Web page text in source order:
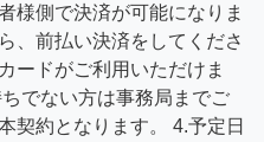
様側で決済が可能になりま
、前払い決済をしてくださ
ードがご利用いただけま
でない方は事務局までご
契約となります。 4.予定日